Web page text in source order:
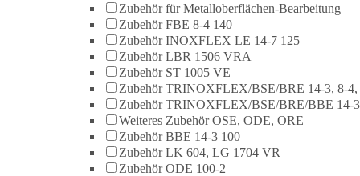
Zubehör für Metalloberflächen-Bearbeitung
Zubehör FBE 8-4 140
Zubehör INOXFLEX LE 14-7 125
Zubehör LBR 1506 VRA
Zubehör ST 1005 VE
Zubehör TRINOXFLEX/BSE/BRE 14-3, 8-
Zubehör TRINOXFLEX/BSE/BRE/BBE 14-3
Weiteres Zubehör OSE, ODE, ORE
Zubehör BBE 14-3 100
Zubehör LK 604, LG 1704 VR
Zubehör ODE 100-2